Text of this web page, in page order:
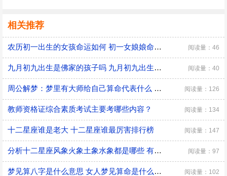
相关推荐
农历初一出生的女孩命运如何 初一女娘娘命什么意思 阅读量：46
九月初九出生是佛家的孩子吗 九月初九出生有什么说法 阅读量：40
周公解梦：梦里有大师给自己算命代表什么 是好兆头吗？ 阅读量：126
教师资格证综合素质考试主要考哪些内容？ 阅读量：134
十二星座谁是老大 十二星座谁最厉害排行榜 阅读量：147
分析十二星座风象火象土象水象都是哪些 有什么优缺点 阅读量：97
梦见算八字是什么意思 女人梦见算命是什么预兆 阅读量：102